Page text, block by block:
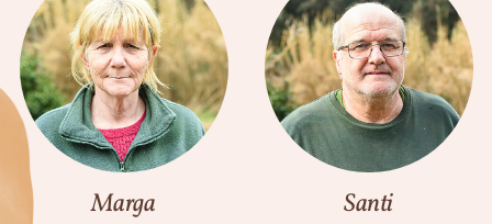
Marga Santi